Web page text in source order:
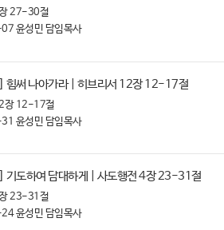
27-30절
윤성민 담임목사
] 힘써 나아가라 | 히브리서 12장 12-17절
장 12-17절
윤성민 담임목사
] 기도하여 담대하게 | 사도행전 4장 23-31절
23-31절
윤성민 담임목사